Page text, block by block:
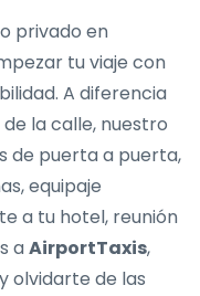
privado en
tu viaje con
A diferencia
la calle, nuestro
de puerta a puerta,
equipaje
a tu hotel, reunión
aAirportTaxis,
olvidarte de las